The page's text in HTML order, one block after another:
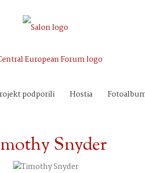
podporili Hostia
Snyder